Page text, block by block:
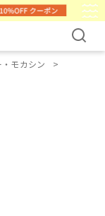
モカシン